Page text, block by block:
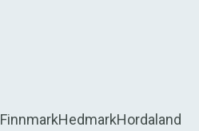
FinnmarkHedmarkHordaland